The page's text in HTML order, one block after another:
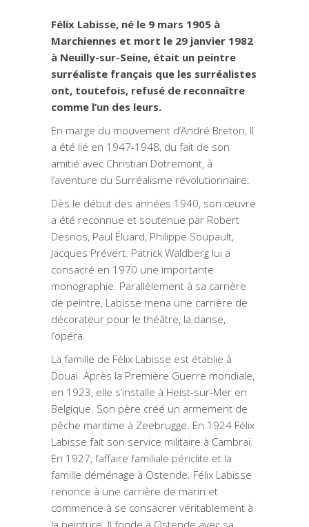
Félix Labisse, né le 9 mars 1905 à
Marchiennes et mort le 29 janvier 1982
à Neuilly-sur-Seine, était un peintre
surréaliste français que les surréalistes
ont, toutefois, refusé de reconnaître
comme l’un des leurs.
En marge du mouvement d’André Breton, Il
a été lié en 1947-1948, du fait de son
amitié avec Christian Dotremont, à
l’aventure du Surréalisme révolutionnaire.
Dès le début des années 1940, son œuvre
a été reconnue et soutenue par Robert
Desnos, Paul Éluard, Philippe Soupault,
Jacques Prévert. Patrick Waldberg lui a
consacré en 1970 une importante
monographie. Parallèlement à sa carrière
de peintre, Labisse mena une carrière de
décorateur pour le théâtre, la danse,
l’opéra.
La famille de Félix Labisse est établie à
Douai. Après la Première Guerre mondiale,
en 1923, elle s’installe à Heist-sur-Mer en
Belgique. Son père créé un armement de
pêche maritime à Zeebrugge. En 1924 Félix
Labisse fait son service militaire à Cambrai.
En 1927, l’affaire familiale périclite et la
famille déménage à Ostende. Félix Labisse
renonce à une carrière de marin et
commence à se consacrer véritablement à